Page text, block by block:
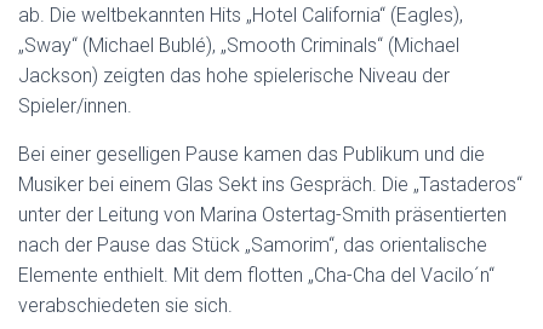
ab. Die weltbekannten Hits „Hotel California“ (Eagles),
„Sway“ (Michael Bublé), „Smooth Criminals“ (Michael
Jackson) zeigten das hohe spielerische Niveau der
Spieler/innen.
Bei einer geselligen Pause kamen das Publikum und die
Musiker bei einem Glas Sekt ins Gespräch. Die „Tastaderos“
unter der Leitung von Marina Ostertag-Smith präsentierten
nach der Pause das Stück „Samorim“, das orientalische
Elemente enthielt. Mit dem flotten „Cha-Cha del Vacilo´n“
verabschiedeten sie sich.